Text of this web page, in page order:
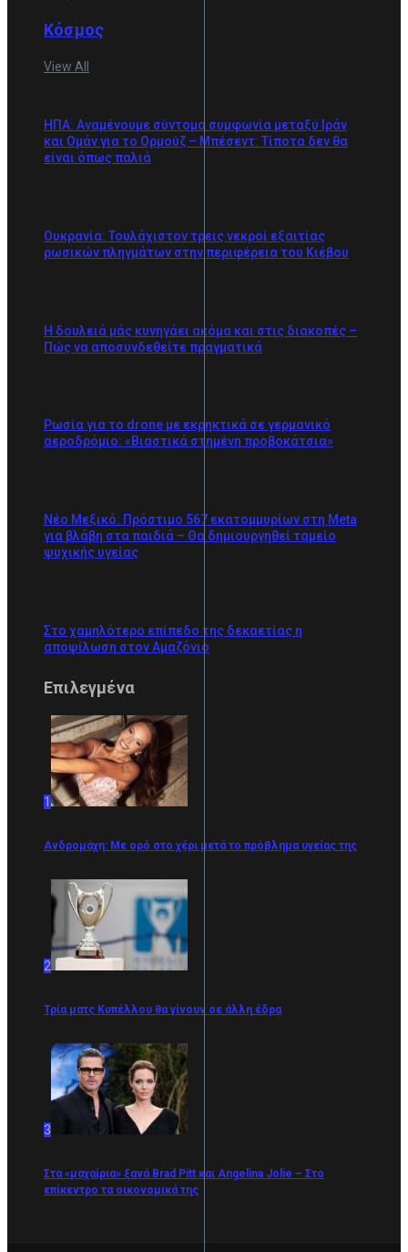
Κόσμος
View All
ΗΠΑ: Αναμένουμε σύντομα συμφωνία μεταξύ Ιράν
και Ομάν για το Ορμούζ – Μπέσεντ: Τίποτα δεν θα
είναι όπως παλιά
Ουκρανία: Τουλάχιστον τρεις νεκροί εξαιτίας
ρωσικών πληγμάτων στην περιφέρεια του Κιέβου
Η δουλειά μάς κυνηγάει ακόμα και στις διακοπές –
Πώς να αποσυνδεθείτε πραγματικά
Ρωσία για το drone με εκρηκτικά σε γερμανικό
αεροδρόμιο: «Βιαστικά στημένη προβοκάτσια»
Νέο Μεξικό: Πρόστιμο 567 εκατομμυρίων στη Meta
για βλάβη στα παιδιά – Θα δημιουργηθεί ταμείο
ψυχικής υγείας
Στο χαμηλότερο επίπεδο της δεκαετίας η
αποψίλωση στον Αμαζόνιο
Επιλεγμένα
1
Ανδρομάχη: Με ορό στο χέρι μετά το πρόβλημα υγείας της
2
Τρία ματς Κυπέλλου θα γίνουν σε άλλη έδρα
3
Στα «μαχαίρια» ξανά Brad Pitt και Angelina Jolie – Στο
επίκεντρο τα οικονομικά της